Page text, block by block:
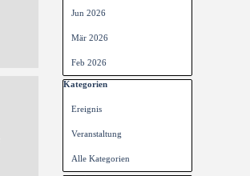
Jun 2026
Mär 2026
Feb 2026
Block überspringen Kategorien
Kategorien
Ereignis
Veranstaltung
Alle Kategorien